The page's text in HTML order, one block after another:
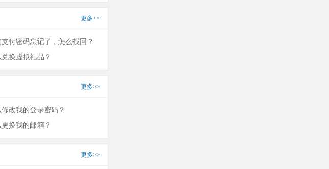
更多>>
付密码忘记了，怎么找回？
换虚拟礼品？
更多>>
改我的登录密码？
换我的邮箱？
更多>>